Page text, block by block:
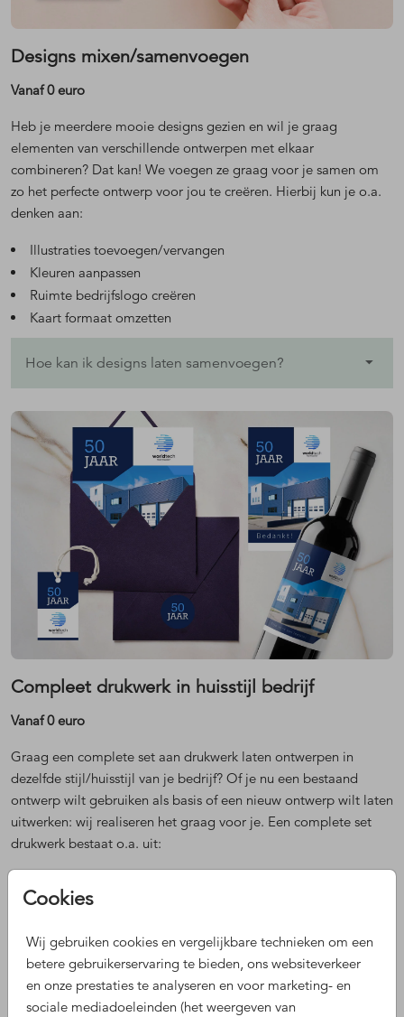
Cookies
Wij gebruiken cookies en vergelijkbare technieken om een
betere gebruikerservaring te bieden, ons websiteverkeer
en onze prestaties te analyseren en voor marketing- en
sociale mediadoeleinden (het weergeven van
Designs mixen/samenvoegen
Vanaf 0 euro
Heb je meerdere mooie designs gezien en wil je graag
elementen van verschillende ontwerpen met elkaar
combineren? Dat kan! We voegen ze graag voor je samen om
zo het perfecte ontwerp voor jou te creëren. Hierbij kun je o.a.
denken aan:
Illustraties toevoegen/vervangen
Kleuren aanpassen
Ruimte bedrijfslogo creëren
Kaart formaat omzetten
Hoe kan ik designs laten samenvoegen?
Compleet drukwerk in huisstijl bedrijf
Vanaf 0 euro
Graag een complete set aan drukwerk laten ontwerpen in
dezelfde stijl/huisstijl van je bedrijf? Of je nu een bestaand
ontwerp wilt gebruiken als basis of een nieuw ontwerp wilt laten
uitwerken: wij realiseren het graag voor je. Een complete set
drukwerk bestaat o.a. uit:
Stickers t.b.v. cadeautje of envelop
Aanvullend drukwerk, zoals menu- of bedankkaarten
Complete set laten maken? Zo werkt het!